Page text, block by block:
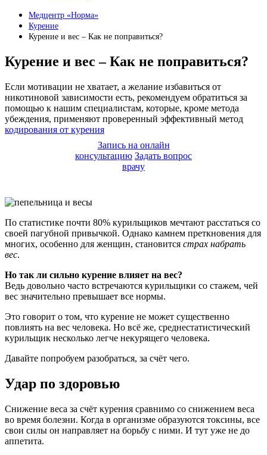
Медцентр «Норма»
Курение
Курение и вес – Как не поправиться?
Курение и вес – Как не поправиться?
Если мотивации не хватает, а желание избавиться от
никотиновой зависимости есть, рекомендуем обратиться за
помощью к нашим специалистам, которые, кроме метода
убеждения, применяют проверенный эффективный метод
кодирования от курения
Запись на онлайн
консультацию Задать вопрос
врачу
По статистике почти 80% курильщиков мечтают расстаться со
своей пагубной привычкой. Однако камнем преткновения для
многих, особенно для женщин, становится страх набрать
вес.
Но так ли сильно курение влияет на вес?
Ведь довольно часто встречаются курильщики со стажем, чей
вес значительно превышает все нормы.
Это говорит о том, что курение не может существенно
повлиять на вес человека. Но всё же, среднестатистический
курильщик несколько легче некурящего человека.
Давайте попробуем разобраться, за счёт чего.
Удар по здоровью
Снижение веса за счёт курения сравнимо со снижением веса
во время болезни. Когда в организме образуются токсины, все
свои силы он направляет на борьбу с ними. И тут уже не до
аппетита.